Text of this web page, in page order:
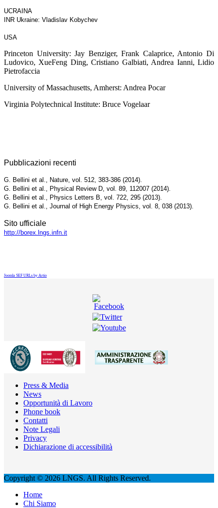
UCRAINA
INR Ukraine: Vladislav Kobychev
USA
Princeton University: Jay Benziger, Frank Calaprice, Antonio Di
Ludovico, XueFeng Ding, Cristiano Galbiati, Andrea Ianni, Lidio
Pietrofaccia
University of Massachusetts, Amherst: Andrea Pocar
Virginia Polytechnical Institute: Bruce Vogelaar
Pubblicazioni recenti
G. Bellini et al., Nature, vol. 512, 383-386 (2014).
G. Bellini et al., Physical Review D, vol. 89, 112007 (2014).
G. Bellini et al., Physics Letters B, vol. 722, 295 (2013).
G. Bellini et al., Journal of High Energy Physics, vol. 8, 038 (2013).
Sito ufficiale
http://borex.lngs.infn.it
Joomla SEF URLs by Artio
Press & Media
News
Opportunità di Lavoro
Phone book
Contatti
Note Legali
Privacy
Dichiarazione di accessibilità
Copyright © 2026 LNGS. All Rights Reserved.
Home
Chi Siamo